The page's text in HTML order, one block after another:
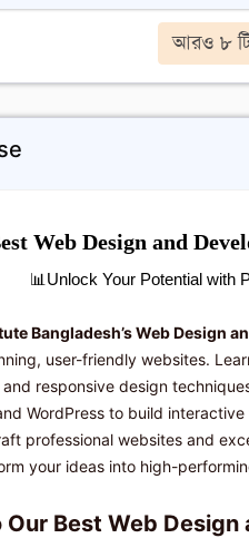
আরও ৮
Web Design and
📊 Unlock Your Potential with
Bangladesh’s Web Design
user-friendly websites.
responsive design
WordPress to build
professional websites and
your ideas into high-
Best Web